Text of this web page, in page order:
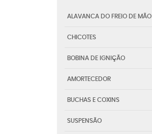
ALAVANCA DO FREIO DE MÃO
CHICOTES
BOBINA DE IGNIÇÃO
AMORTECEDOR
BUCHAS E COXINS
SUSPENSÃO